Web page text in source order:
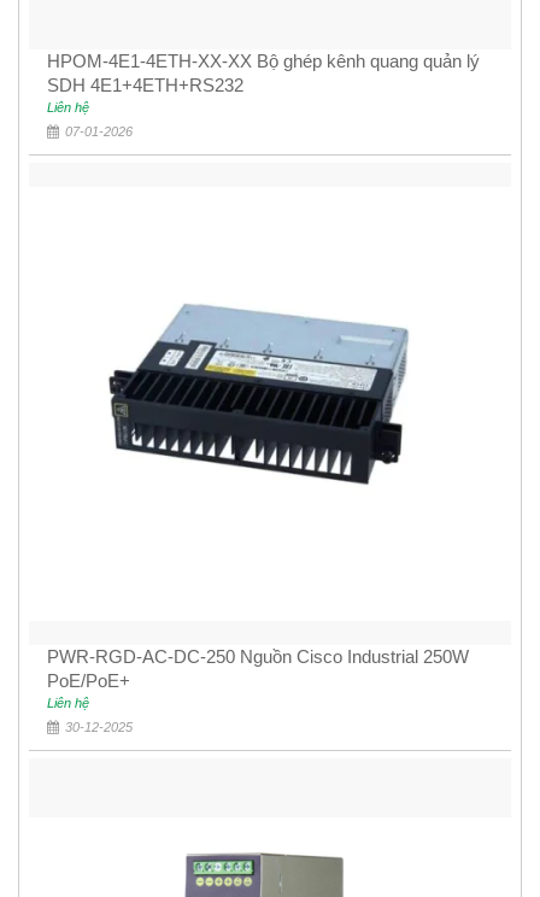
HPOM-4E1-4ETH-XX-XX Bộ ghép kênh quang quản lý
SDH 4E1+4ETH+RS232
Liên hệ
07-01-2026
PWR-RGD-AC-DC-250 Nguồn Cisco Industrial 250W
PoE/PoE+
Liên hệ
30-12-2025